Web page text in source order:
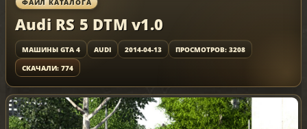
Audi RS 5 DTM v1.0
МАШИНЫ GTA 4 AUDI 2014-04-13
ПРОСМОТРОВ: 3208
СКАЧАЛИ: 774